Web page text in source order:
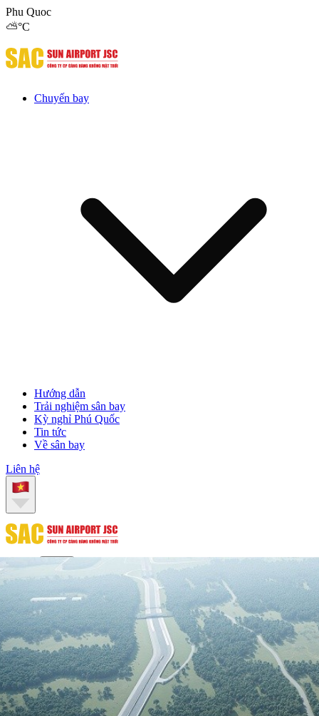
Phu Quoc
⛅°C
Chuyến bay
Hướng dẫn
Trải nghiệm sân bay
Kỳ nghỉ Phú Quốc
Tin tức
Về sân bay
Liên hệ
Liên hệ